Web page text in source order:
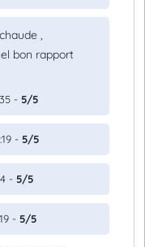
,
bon rapport
- 5/5
- 5/5
- 5/5
- 5/5